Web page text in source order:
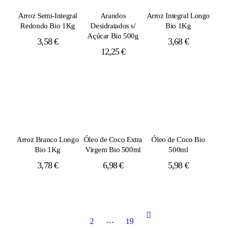
Arroz Semi-Integral
Redondo Bio 1Kg
3,58€
Arandos
Desidratados s/
Açúcar Bio 500g
12,25€
Arroz Integral Longo
Bio 1Kg
3,68 €
Arroz Branco Longo
Bio 1Kg
3,78€
Óleo de Coco Extra
Virgem Bio 500ml
6,98€
Óleo de Coco Bio
500ml
5,98 €
2 … 19